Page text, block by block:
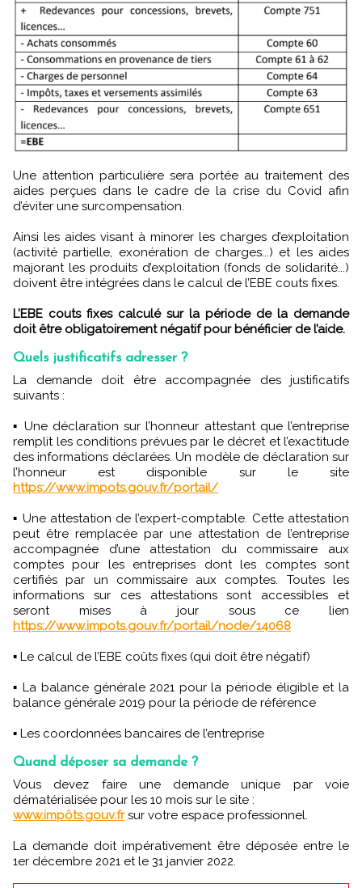
Une attention particulière sera portée au traitement des
aides perçues dans le cadre de la crise du Covid afin
d’éviter une surcompensation.
Ainsi les aides visant à minorer les charges d’exploitation
(activité partielle, exonération de charges...) et les aides
majorant les produits d’exploitation (fonds de solidarité...)
doivent être intégrées dans le calcul de l’EBE couts fixes.
L’EBE couts fixes calculé sur la période de la demande
doit être obligatoirement négatif pour bénéficier de l’aide.
Quels justificatifs adresser ?
La demande doit être accompagnée des justificatifs
suivants :
▪ Une déclaration sur l’honneur attestant que l’entreprise
remplit les conditions prévues par le décret et l’exactitude
des informations déclarées. Un modèle de déclaration sur
l’honneur est disponible sur le site
https://www.impots.gouv.fr/portail/
▪ Une attestation de l’expert-comptable. Cette attestation
peut être remplacée par une attestation de l’entreprise
accompagnée d’une attestation du commissaire aux
comptes pour les entreprises dont les comptes sont
certifiés par un commissaire aux comptes. Toutes les
informations sur ces attestations sont accessibles et
seront mises à jour sous ce lien
https://www.impots.gouv.fr/portail/node/14068
▪ Le calcul de l’EBE coûts fixes (qui doit être négatif)
▪ La balance générale 2021 pour la période éligible et la
balance générale 2019 pour la période de référence
▪ Les coordonnées bancaires de l’entreprise
Quand déposer sa demande ?
Vous devez faire une demande unique par voie
dématérialisée pour les 10 mois sur le site :
www.impôts.gouv.frsur votre espace professionnel.
La demande doit impérativement être déposée entre le
1er décembre 2021 et le 31 janvier 2022.